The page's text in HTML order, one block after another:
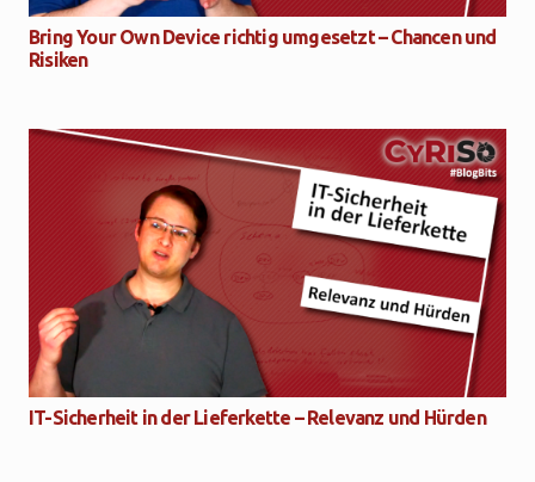
Bring Your Own Device richtig umgesetzt – Chancen und
Risiken
IT-Sicherheit in der Lieferkette – Relevanz und Hürden